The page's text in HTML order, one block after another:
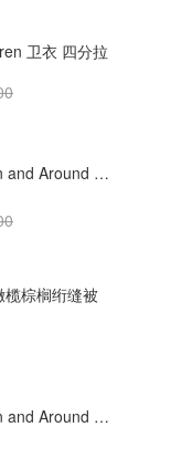
拉
lululemon Down and Around 羽绒夹克
棕榈绗缝被
lululemon Down and Around 羽绒夹克